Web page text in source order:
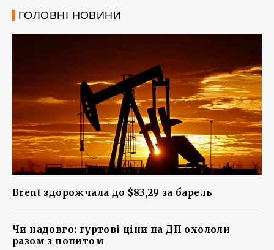
ГОЛОВНІ НОВИНИ
Brent здорожчала до $83,29 за барель
Чи надовго: гуртові ціни на ДП охололи
разом з попитом